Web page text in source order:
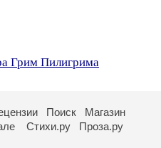
Грим Пилигрима
Поиск
Магазин
Стихи.ру Проза.ру